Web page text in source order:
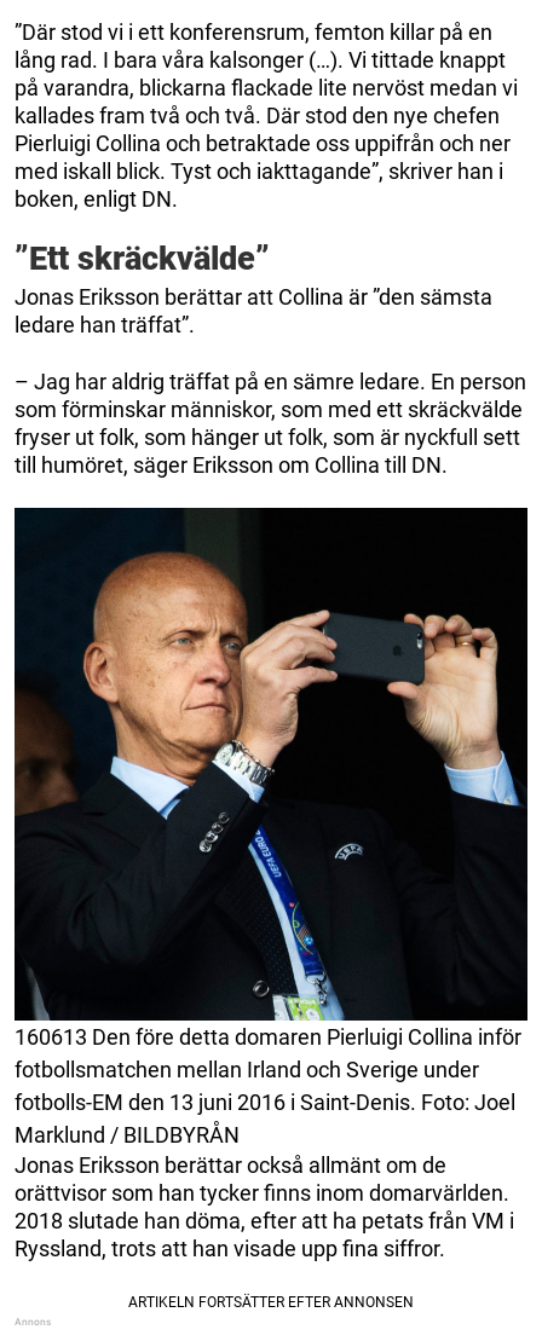
”Där stod vi i ett konferensrum, femton killar på en
lång rad. I bara våra kalsonger (…). Vi tittade knappt
på varandra, blickarna flackade lite nervöst medan vi
kallades fram två och två. Där stod den nye chefen
Pierluigi Collina och betraktade oss uppifrån och ner
med iskall blick. Tyst och iakttagande”, skriver han i
boken, enligt DN.
”Ett skräckvälde”
Jonas Eriksson berättar att Collina är ”den sämsta
ledare han träffat”.
– Jag har aldrig träffat på en sämre ledare. En person
som förminskar människor, som med ett skräckvälde
fryser ut folk, som hänger ut folk, som är nyckfull sett
till humöret, säger Eriksson om Collina till DN.
160613 Den före detta domaren Pierluigi Collina inför
fotbollsmatchen mellan Irland och Sverige under
fotbolls-EM den 13 juni 2016 i Saint-Denis. Foto: Joel
Marklund / BILDBYRÅN
Jonas Eriksson berättar också allmänt om de
orättvisor som han tycker finns inom domarvärlden.
2018 slutade han döma, efter att ha petats från VM i
Ryssland, trots att han visade upp fina siffror.